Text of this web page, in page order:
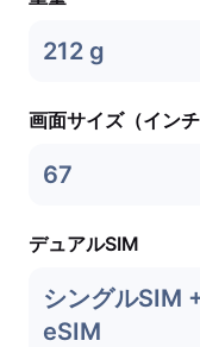
212 g
画面サイズ（インチ
67
デュアルSIM
シングルSIM
eSIM